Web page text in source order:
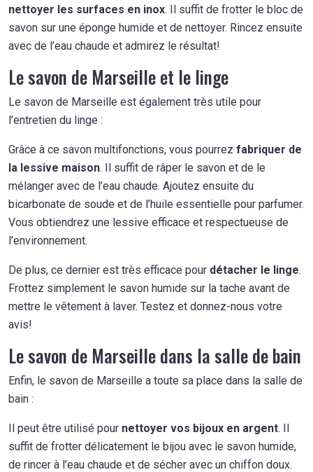
nettoyer les surfaces en inox. Il suffit de frotter le bloc de
savon sur une éponge humide et de nettoyer. Rincez ensuite
avec de l’eau chaude et admirez le résultat!
Le savon de Marseille et le linge
Le savon de Marseille est également très utile pour
l’entretien du linge :
Grâce à ce savon multifonctions, vous pourrez fabriquer de
la lessive maison. Il suffit de râper le savon et de le
mélanger avec de l’eau chaude. Ajoutez ensuite du
bicarbonate de soude et de l’huile essentielle pour parfumer.
Vous obtiendrez une lessive efficace et respectueuse de
l’environnement.
De plus, ce dernier est très efficace pour détacher le linge.
Frottez simplement le savon humide sur la tache avant de
mettre le vêtement à laver. Testez et donnez-nous votre
avis!
Le savon de Marseille dans la salle de bain
Enfin, le savon de Marseille a toute sa place dans la salle de
bain :
Il peut être utilisé pour nettoyer vos bijoux en argent. Il
suffit de frotter délicatement le bijou avec le savon humide,
de rincer à l’eau chaude et de sécher avec un chiffon doux.